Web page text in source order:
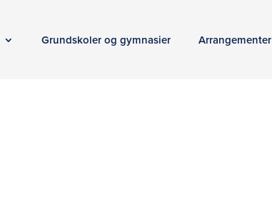
Grundskoler og gymnasier Arrangementer